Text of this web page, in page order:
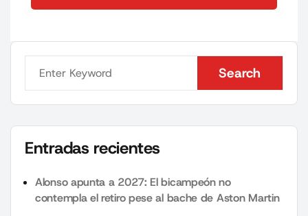
Search
Search
Entradas recientes
Alonso apunta a 2027: El bicampeón no
contempla el retiro pese al bache de Aston Martin